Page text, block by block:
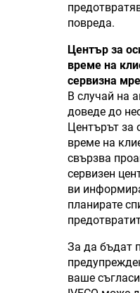
повреда.
Център за
време на
сервизна
В случай на
доведе до
Центърът за
време на
свързва
сервизен
ви
планирате
За да бъдат
ваше